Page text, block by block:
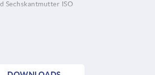
Sechskantmutter ISO